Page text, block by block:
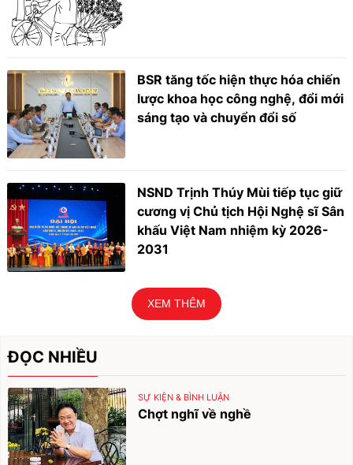
BSR tăng tốc hiện thực hóa chiến
lược khoa học công nghệ, đổi mới
sáng tạo và chuyển đổi số
NSND Trịnh Thúy Mùi tiếp tục giữ
cương vị Chủ tịch Hội Nghệ sĩ Sân
khấu Việt Nam nhiệm kỳ 2026-
2031
XEM THÊM
ĐỌC NHIỀU
SỰ KIỆN & BÌNH LUẬN
Chợt nghĩ về nghề